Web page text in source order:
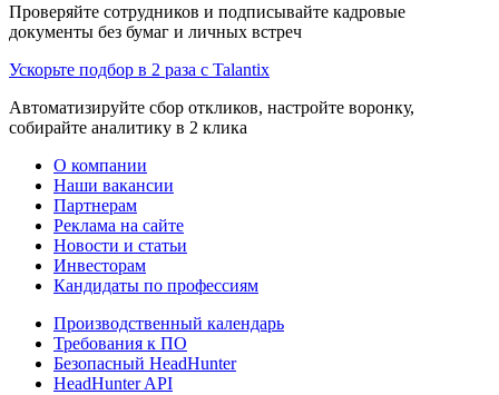
Проверяйте сотрудников и подписывайте кадровые
документы без бумаг и личных встреч
Ускорьте подбор в 2 раза с Talantix
Автоматизируйте сбор откликов, настройте воронку,
собирайте аналитику в 2 клика
О компании
Наши вакансии
Партнерам
Реклама на сайте
Новости и статьи
Инвесторам
Кандидаты по профессиям
Производственный календарь
Требования к ПО
Безопасный HeadHunter
HeadHunter API